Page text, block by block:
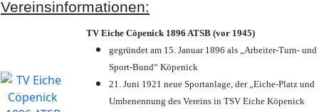
Vereinsinformationen:
TV Eiche Cöpenick 1896 ATSB (vor 1945)
gegründet am 15. Januar 1896 als „Arbeiter-Turn- und
Sport-Bund“ Köpenick
21. Juni 1921 neue Sportanlage, der „Eiche-Platz und
Umbenennung des Vereins in TSV Eiche Köpenick